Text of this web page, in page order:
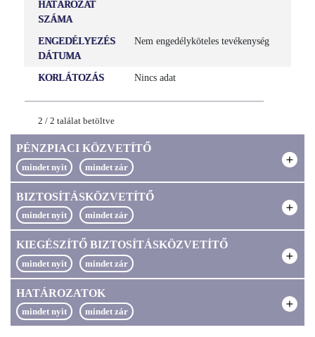
www.euronics.hu
KÖZZÉTÉTELI HELY
Nincs adat
JOGI STÁTUSZ
GAZDÁLKODÓ EGYSÉG
Nem
HATÁROZAT
SZÁMA
ENGEDÉLYEZÉS
DÁTUMA
Nem engedélyköteles tevékenység
KORLÁTOZÁS Nincs adat
2 / 2 találat betöltve
PÉNZPIACI KÖZVETÍTŐ
BIZTOSÍTÁSKÖZVETÍTŐ
KIEGÉSZÍTŐ BIZTOSÍTÁSKÖZVETÍTŐ
HATÁROZATOK